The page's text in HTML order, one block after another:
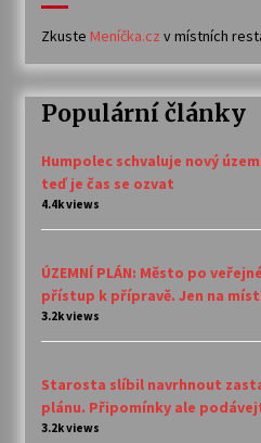
Zkuste Meníčka.cz v místních
Populární články
Humpolec schvaluje nový
teď je čas se ozvat
4.4k views
ÚZEMNÍ PLÁN: Město po
přístup k přípravě. Jen na
3.2k views
Starosta slíbil navrhnout
plánu. Připomínky ale
3.2k views